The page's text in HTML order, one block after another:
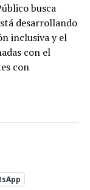
busca
desarrollando
inclusiva y el
con el
con